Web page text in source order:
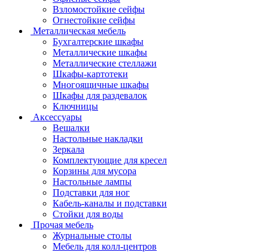
Взломостойкие сейфы
Огнестойкие сейфы
Металлическая мебель
Бухгалтерские шкафы
Металлические шкафы
Металлические стеллажи
Шкафы-картотеки
Многоящичные шкафы
Шкафы для раздевалок
Ключницы
Аксессуары
Вешалки
Настольные накладки
Зеркала
Комплектующие для кресел
Корзины для мусора
Настольные лампы
Подставки для ног
Кабель-каналы и подставки
Стойки для воды
Прочая мебель
Журнальные столы
Мебель для колл-центров